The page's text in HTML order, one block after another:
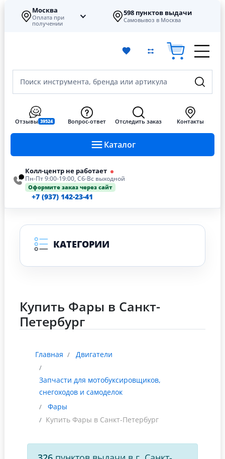
Москва
Оплата при
получении
598 пунктов выдачи
Самовывоз в Москва
Поиск инструмента, бренда или артикула
Каталог
Отзывы 39524 Вопрос-ответ Отследить заказ Контакты
Колл-центр не работает
Пн-Пт 9:00-19:00, Сб-Вс выходной
Оформите заказ через сайт
+7 (937) 142-23-41
КАТЕГОРИИ
Купить Фары в Санкт-
Петербург
Главная Двигатели
Запчасти для мотобуксировщиков,
снегоходов и самоделок
Фары
Купить Фары в Санкт-Петербург